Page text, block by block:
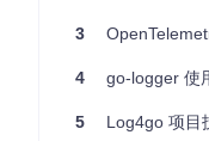
应用案例和最
在实际应用中，合
3
4 go-logger 使
5 Log4go 项目